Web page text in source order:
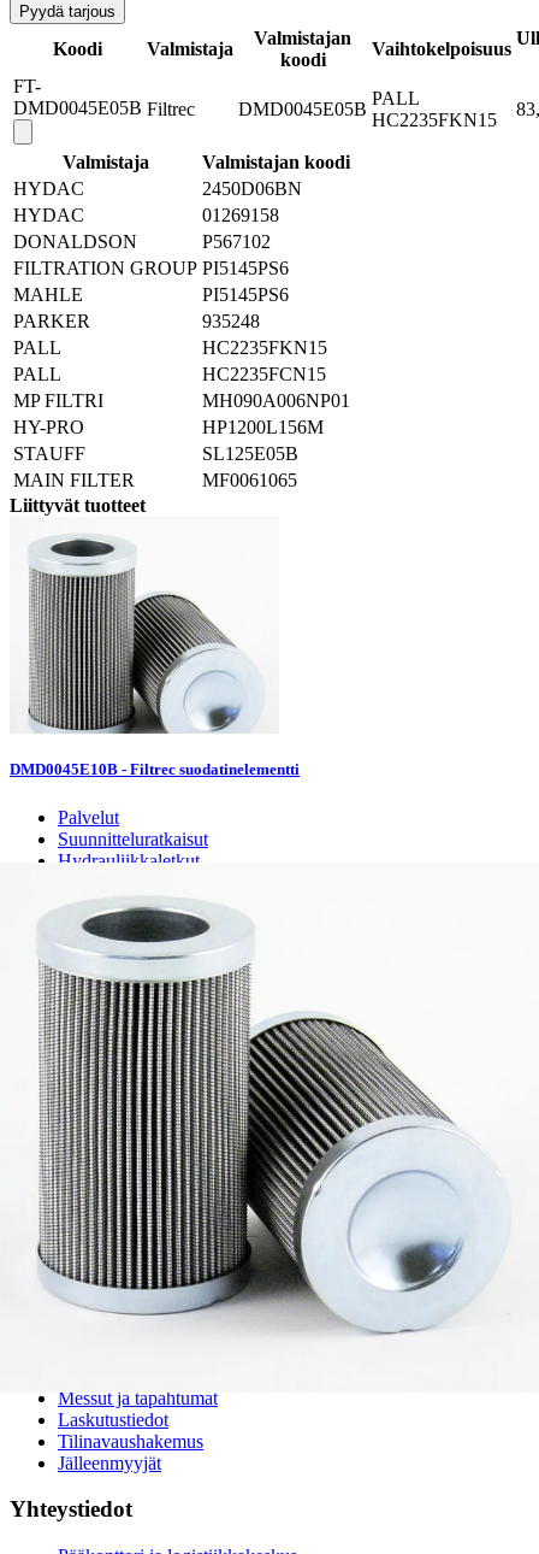
Pyydä tarjous
Koodi Valmistaja
Valmistajan
koodi
Vaihtokelpoisuus
FT-
DMD0045E05B Filtrec DMD0045E05B
PALL
HC2235FKN15
Valmistaja
Valmistajan koodi
HYDAC
2450D06BN
HYDAC
01269158
DONALDSON
P567102
FILTRATION GROUP PI5145PS6
MAHLE
PI5145PS6
PARKER
935248
PALL
HC2235FKN15
PALL
HC2235FCN15
MP FILTRI
MH090A006NP01
HY-PRO
HP1200L156M
STAUFF
SL125E05B
MAIN FILTER
MF0061065
Liittyvät tuotteet
DMD0045E10B - Filtrec suodatinelementti
Palvelut
Suunnitteluratkaisut
Hydrauliikkaletkut
Kokoonpano ja räätälöinti
Päävarasto
Digitaaliset tilauskanavat
Myymälät
Palveluvarastot
Ennakoiva kartoitus
Enerpac-huolto
24h päivystys
Tekninen tuki
Sylinterilaskuri
Sähköteholaskuri
Virtausnopeuslaskuri
Hammaspyöräpumpun tilavuuslaskuri
Hydrauliteholaskuri
Teollisuusletkuhaku
Suodatinhaku
Magneettikelahaku
Meistä
Messut ja tapahtumat
Laskutustiedot
Tilinavaushakemus
Jälleenmyyjät
Yhteystiedot